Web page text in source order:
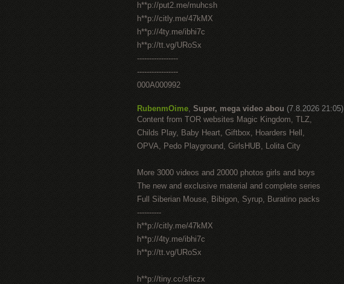
h**p://put2.me/muhcsh
h**p://citly.me/47kMX
h**p://4ty.me/ibhi7c
h**p://tt.vg/URoSx
-----------------
-----------------
000A000992
RubenmOime, Super, mega video abou (7.8.2026 21:05)
Content from TOR websites Magic Kingdom, TLZ,
Childs Play, Baby Heart, Giftbox, Hoarders Hell,
OPVA, Pedo Playground, GirlsHUB, Lolita City
More 3000 videos and 20000 photos girls and boys
The new and exclusive material and complete series
Full Siberian Mouse, Bibigon, Syrup, Buratino packs
----------
h**p://citly.me/47kMX
h**p://4ty.me/ibhi7c
h**p://tt.vg/URoSx
h**p://tiny.cc/sficzx